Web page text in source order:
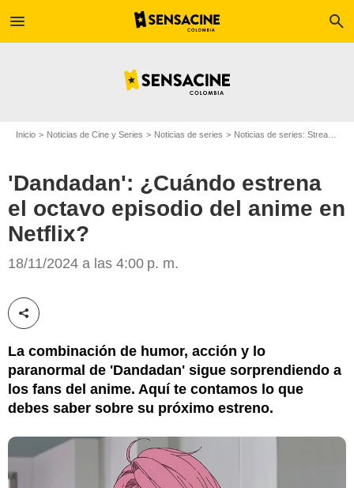
menu search
Inicio Noticias de Cine y Series Noticias de series Noticias de series: Streaming
'Dandadan': ¿Cuándo estrena
el octavo episodio del anime en
Netflix?
18/11/2024 a las 4:00 p. m.
Compartir esta noticia
La combinación de humor, acción y lo
paranormal de 'Dandadan' sigue sorprendiendo a
los fans del anime. Aquí te contamos lo que
debes saber sobre su próximo estreno.